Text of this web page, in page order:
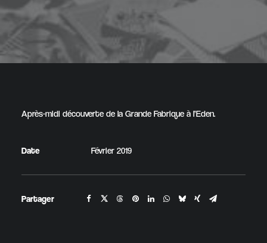
Après-midi découverte de la Grande Fabrique à l’Eden.
Date Février 2019
Partager